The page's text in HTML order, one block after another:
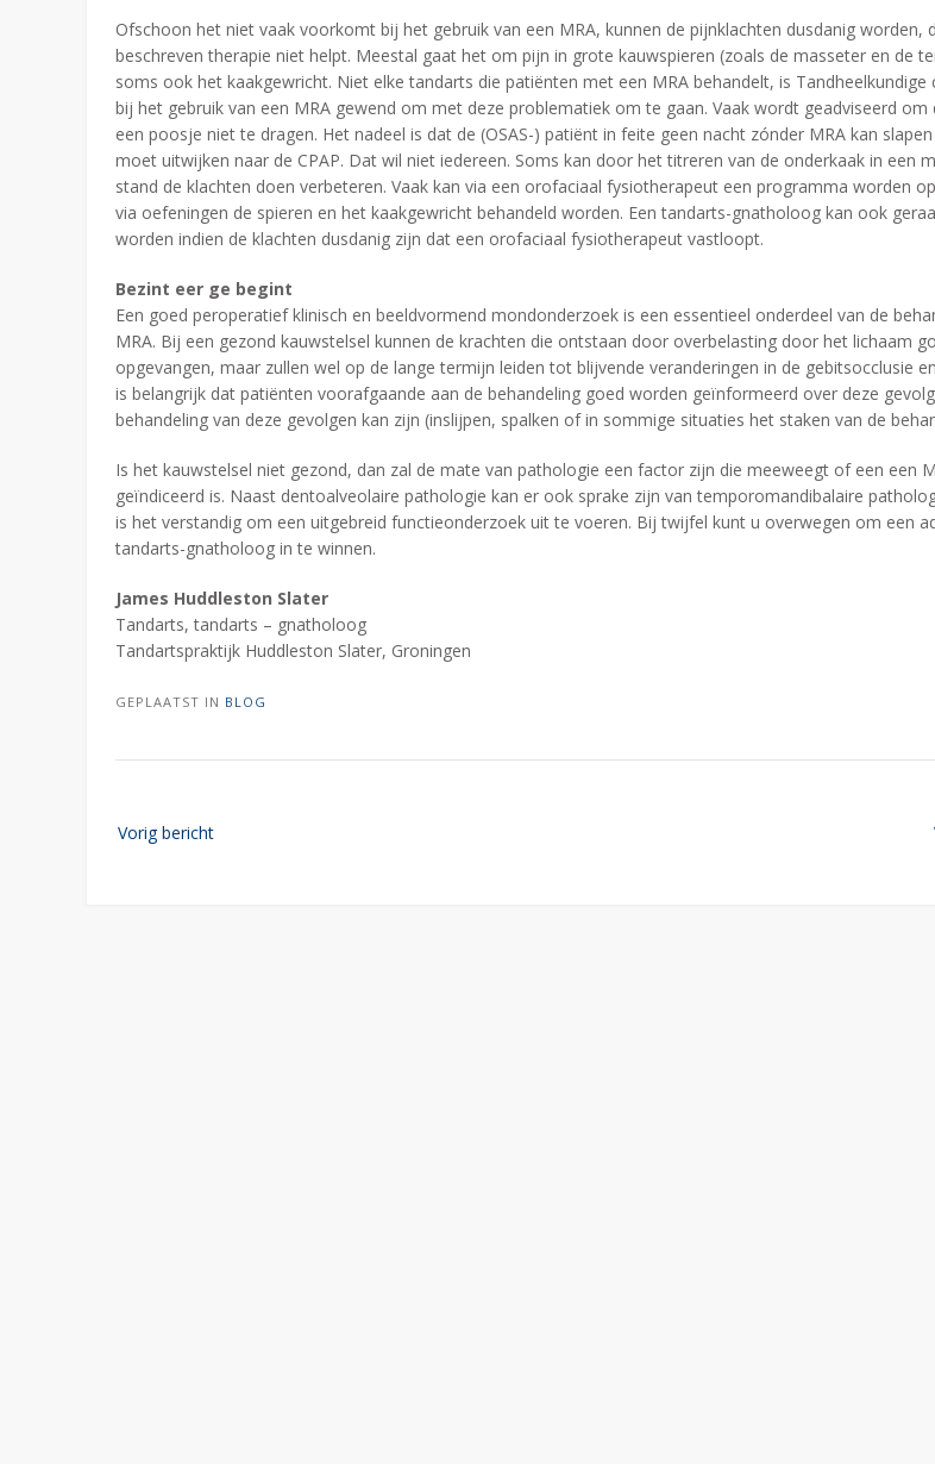
Ofschoon het niet vaak voorkomt bij het gebruik van een MRA, kunnen de pijnklachten dusdanig worden,
beschreven therapie niet helpt. Meestal gaat het om pijn in grote kauwspieren (zoals de masseter en de
soms ook het kaakgewricht. Niet elke tandarts die patiënten met een MRA behandelt, is Tandheelkundige
bij het gebruik van een MRA gewend om met deze problematiek om te gaan. Vaak wordt geadviseerd om
een poosje niet te dragen. Het nadeel is dat de (OSAS-) patiënt in feite geen nacht zónder MRA kan
moet uitwijken naar de CPAP. Dat wil niet iedereen. Soms kan door het titreren van de onderkaak in een
stand de klachten doen verbeteren. Vaak kan via een orofaciaal fysiotherapeut een programma worden
via oefeningen de spieren en het kaakgewricht behandeld worden. Een tandarts-gnatholoog kan ook
worden indien de klachten dusdanig zijn dat een orofaciaal fysiotherapeut vastloopt.
Bezint eer ge begint
Een goed peroperatief klinisch en beeldvormend mondonderzoek is een essentieel onderdeel van de
MRA. Bij een gezond kauwstelsel kunnen de krachten die ontstaan door overbelasting door het lichaam
opgevangen, maar zullen wel op de lange termijn leiden tot blijvende veranderingen in de gebitsocclusie
is belangrijk dat patiënten voorafgaande aan de behandeling goed worden geïnformeerd over deze
behandeling van deze gevolgen kan zijn (inslijpen, spalken of in sommige situaties het staken van de
Is het kauwstelsel niet gezond, dan zal de mate van pathologie een factor zijn die meeweegt of een een
geïndiceerd is. Naast dentoalveolaire pathologie kan er ook sprake zijn van temporomandibalaire
is het verstandig om een uitgebreid functieonderzoek uit te voeren. Bij twijfel kunt u overwegen om een
tandarts-gnatholoog in te winnen.
James Huddleston Slater
Tandarts, tandarts – gnatholoog
Tandartspraktijk Huddleston Slater, Groningen
GEPLAATST IN BLOG
navigatie
Vorig bericht